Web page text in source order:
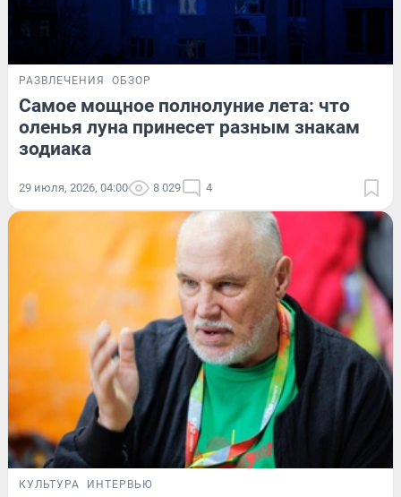
РАЗВЛЕЧЕНИЯ ОБЗОР
Самое мощное полнолуние лета: что
оленья луна принесет разным знакам
зодиака
29 июля, 2026, 04:00 8 029 4
КУЛЬТУРА ИНТЕРВЬЮ